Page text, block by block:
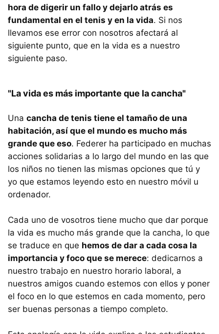
hora de digerir un fallo y dejarlo atrás es
fundamental en el tenis y en la vida. Si nos
llevamos ese error con nosotros afectará al
siguiente punto, que en la vida es a nuestro
siguiente paso.
"La vida es más importante que la cancha"
Una cancha de tenis tiene el tamaño de una
habitación, así que el mundo es mucho más
grande que eso. Federer ha participado en muchas
acciones solidarias a lo largo del mundo en las que
los niños no tienen las mismas opciones que tú y
yo que estamos leyendo esto en nuestro móvil u
ordenador.
Cada uno de vosotros tiene mucho que dar porque
la vida es mucho más grande que la cancha, lo que
se traduce en que hemos de dar a cada cosa la
importancia y foco que se merece: dedicarnos a
nuestro trabajo en nuestro horario laboral, a
nuestros amigos cuando estemos con ellos y poner
el foco en lo que estemos en cada momento, pero
ser buenas personas a tiempo completo.